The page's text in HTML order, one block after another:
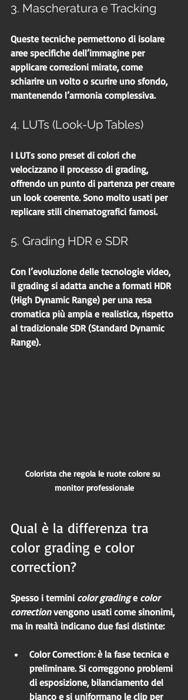
3. Mascheratura e Tracking
Queste tecniche permettono di isolare
aree specifiche dell’immagine per
applicare correzioni mirate, come
schiarire un volto o scurire uno sfondo,
mantenendo l’armonia complessiva.
4. LUTs (Look-Up Tables)
I LUTs sono preset di colori che
velocizzano il processo di grading,
offrendo un punto di partenza per creare
un look coerente. Sono molto usati per
replicare stili cinematografici famosi.
5. Grading HDR e SDR
Con l’evoluzione delle tecnologie video,
il grading si adatta anche a formati HDR
(High Dynamic Range) per una resa
cromatica più ampia e realistica, rispetto
al tradizionale SDR (Standard Dynamic
Range).
Colorista che regola le ruote colore su
monitor professionale
Qual è la differenza tra
color grading e color
correction?
Spesso i termini color grading e color
correction vengono usati come sinonimi,
ma in realtà indicano due fasi distinte:
Color Correction: è la fase tecnica e
preliminare. Si correggono problemi
di esposizione, bilanciamento del
bianco e si uniformano le clip per